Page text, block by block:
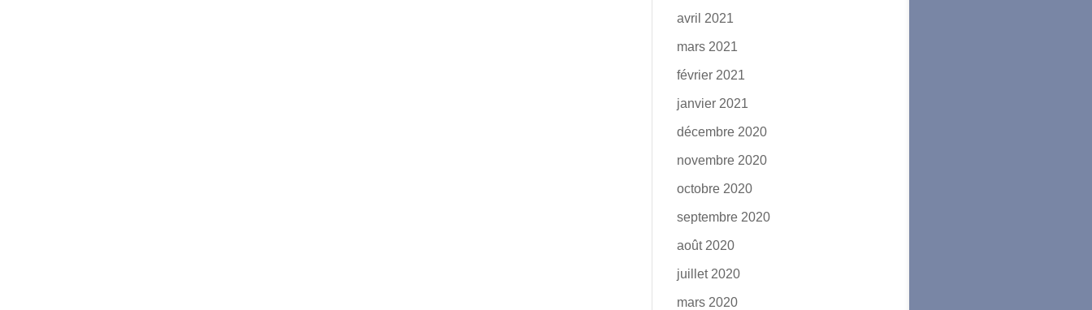
avril 2021
mars 2021
février 2021
janvier 2021
décembre 2020
novembre 2020
octobre 2020
septembre 2020
août 2020
juillet 2020
mars 2020